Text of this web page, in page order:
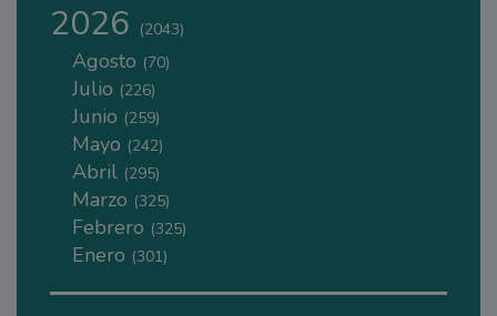
2026 (2043)
Agosto (70)
Julio (226)
Junio (259)
Mayo (242)
Abril (295)
Marzo (325)
Febrero (325)
Enero (301)